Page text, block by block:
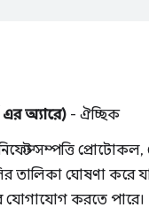
এর অ্যারে) - ঐচ্ছিক
সম্পত্তি
তালিকা ঘোষণা করে
যোগাযোগ করতে পারে।